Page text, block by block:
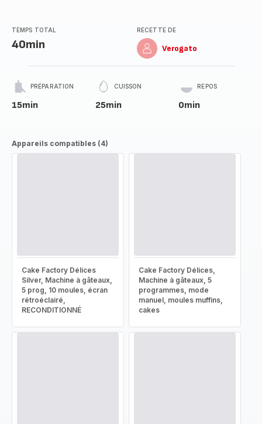
TEMPS TOTAL
40min
RECETTE DE
Verogato
PRÉPARATION
15min
CUISSON
25min
REPOS
0min
Appareils compatibles (4)
Cake Factory Délices
Silver, Machine à gâteaux,
5 prog, 10 moules, écran
rétroéclairé,
RECONDITIONNÉ
Cake Factory Délices,
Machine à gâteaux, 5
programmes, mode
manuel, moules muffins,
cakes